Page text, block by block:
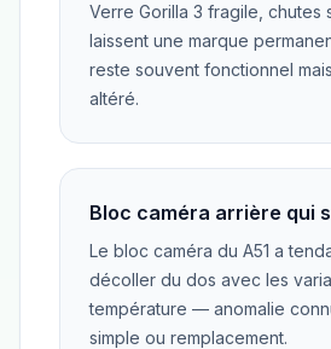
Verre Gorilla 3 fragile, chutes
laissent une marque
reste souvent fonctionnel
altéré.
Bloc caméra arrière qui
Le bloc caméra du A51 a
décoller du dos avec les
température — anomalie
simple ou remplacement.